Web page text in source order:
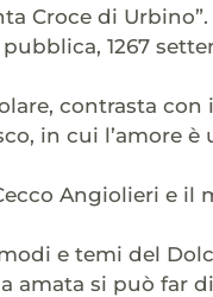
Croce di Urbino”.
1267
contrasta con
in cui l’amore
Angiolieri e il
e temi del
amata si può far